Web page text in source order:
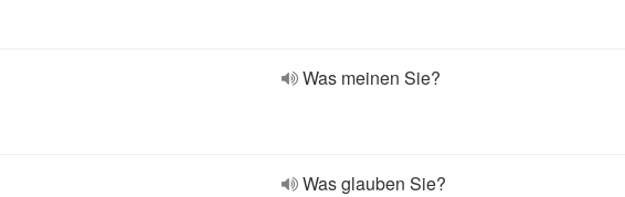
Was meinen Sie?
Was glauben Sie?